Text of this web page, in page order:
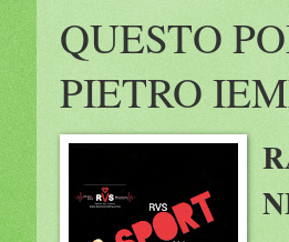
QUESTO
PIETRO